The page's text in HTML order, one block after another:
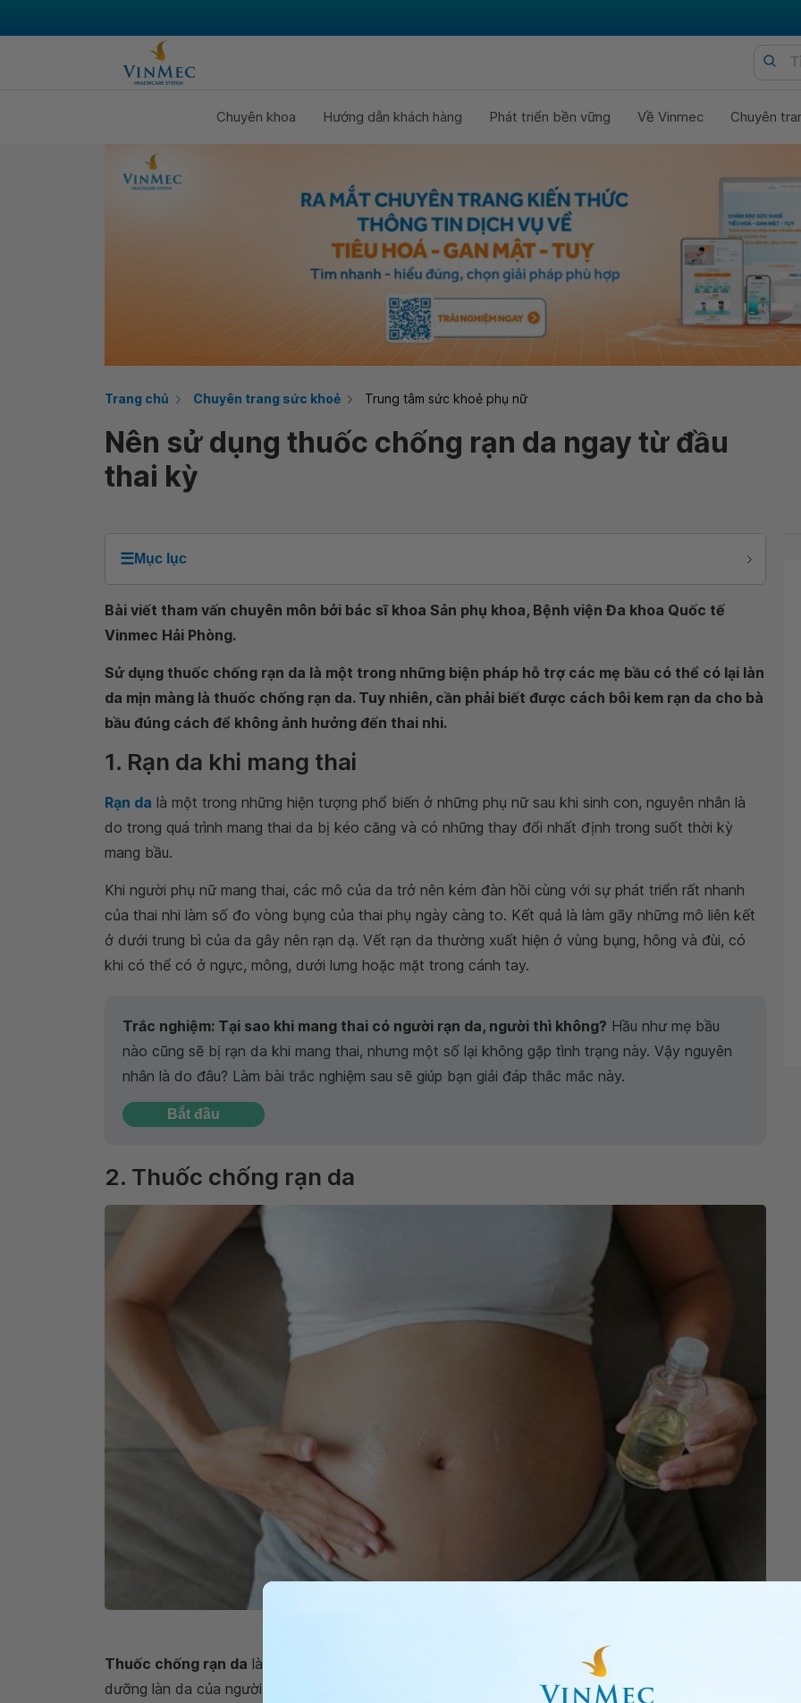
Chuyên khoa Hướng dẫn khách hàng Phát triển bền vững Về Vinmec Chuyên
Trang chủ Chuyên trang sức khoẻ Trung tâm sức khoẻ phụ nữ
Nên sử dụng thuốc chống rạn da ngay từ đầu
thai kỳ
☰Mục lục
Bài viết tham vấn chuyên môn bởi bác sĩ khoa Sản phụ khoa, Bệnh viện Đa khoa Quốc tế
Vinmec Hải Phòng.
Sử dụng thuốc chống rạn da là một trong những biện pháp hỗ trợ các mẹ bầu có thể có lại làn
da mịn màng là thuốc chống rạn da. Tuy nhiên, cần phải biết được cách bôi kem rạn da cho bà
bầu đúng cách để không ảnh hưởng đến thai nhi.
1. Rạn da khi mang thai
Rạn da là một trong những hiện tượng phổ biến ở những phụ nữ sau khi sinh con, nguyên nhân là
do trong quá trình mang thai da bị kéo căng và có những thay đổi nhất định trong suốt thời kỳ
mang bầu.
Khi người phụ nữ mang thai, các mô của da trở nên kém đàn hồi cùng với sự phát triển rất nhanh
của thai nhi làm số đo vòng bụng của thai phụ ngày càng to. Kết quả là làm gãy những mô liên kết
ở dưới trung bì của da gây nên rạn dạ. Vết rạn da thường xuất hiện ở vùng bụng, hông và đùi, có
khi có thể có ở ngực, mông, dưới lưng hoặc mặt trong cánh tay.
Trắc nghiệm: Tại sao khi mang thai có người rạn da, người thì không? Hầu như mẹ bầu
nào cũng sẽ bị rạn da khi mang thai, nhưng một số lại không gặp tình trạng này. Vậy nguyên
nhân là do đâu? Làm bài trắc nghiệm sau sẽ giúp bạn giải đáp thắc mắc này.
Bắt đầu
2. Thuốc chống rạn da
Thuốc chống rạn da là thuốc dạng kem với thành phần là những chất dưỡng da đậm đặc nuôi
dưỡng làn da của người phụ nữ và kích thích sinh ra collagen cũng như elastin để tăng khả năng